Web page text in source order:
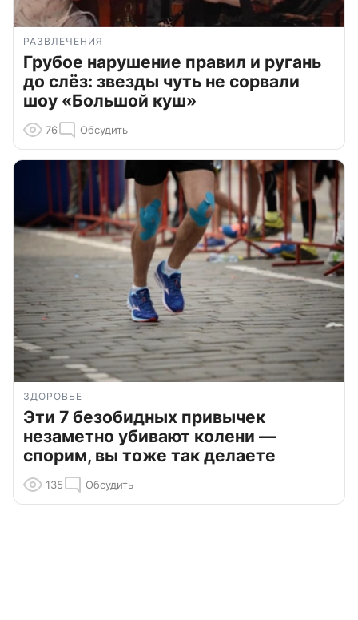
РАЗВЛЕЧЕНИЯ
Грубое нарушение правил и ругань
до слёз: звезды чуть не сорвали
шоу «Большой куш»
76 Обсудить
ЗДОРОВЬЕ
Эти 7 безобидных привычек
незаметно убивают колени —
спорим, вы тоже так делаете
135 Обсудить